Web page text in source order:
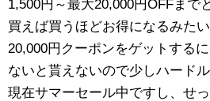
1,500円～最大20,000円OFFまで
買えば買うほどお得になるみた
20,000円クーポンをゲットする
ないと貰えないので少しハード
現在サマーセール中ですし、せ